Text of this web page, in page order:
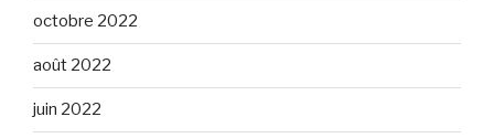
octobre 2022
août 2022
juin 2022